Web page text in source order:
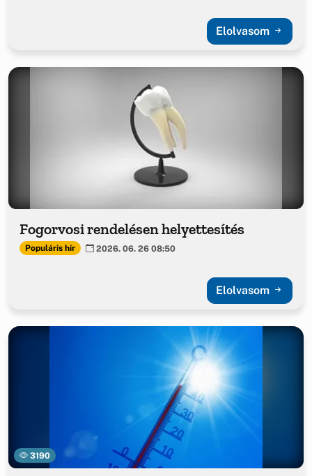
Elolvasom
Fogorvosi rendelésen helyettesítés
Populáris hír 2026. 06. 26 08:50
Elolvasom
3190